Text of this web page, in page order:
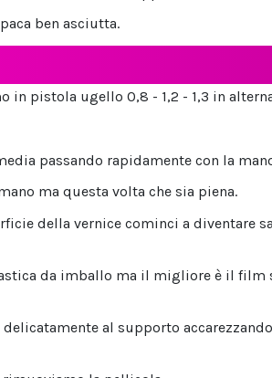
ben asciutta.
pistola ugello 0,8 - 1,2 - 1,3 in
passando rapidamente con la
ma questa volta che sia piena.
della vernice cominci a diventare
da imballo ma il migliore è il film
al supporto